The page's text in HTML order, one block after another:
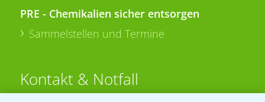
PRE - Chemikalien sicher entsorgen
Sammelstellen und Termine
Kontakt & Notfall